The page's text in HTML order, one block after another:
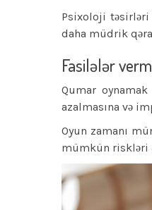
Psixoloji təsirləri
daha müdrik
Fasilələr
Qumar
azalmasına və
Oyun zamanı
mümkün riskləri